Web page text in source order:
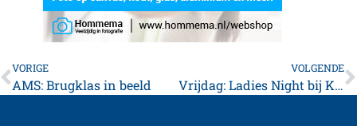
VORIGE
AMS: Brugklas in beeld
VOLGENDE
Vrijdag: Ladies Night bij KARWEI Franeker